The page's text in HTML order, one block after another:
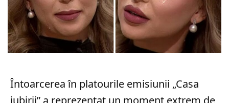
Întoarcerea în platourile emisiunii „Casa
iubirii” a reprezentat un moment extrem de